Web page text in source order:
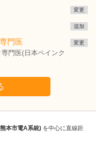
変更
追加
門医
門医(日本ペインク
変更
本市電A系統) を中心に直線距